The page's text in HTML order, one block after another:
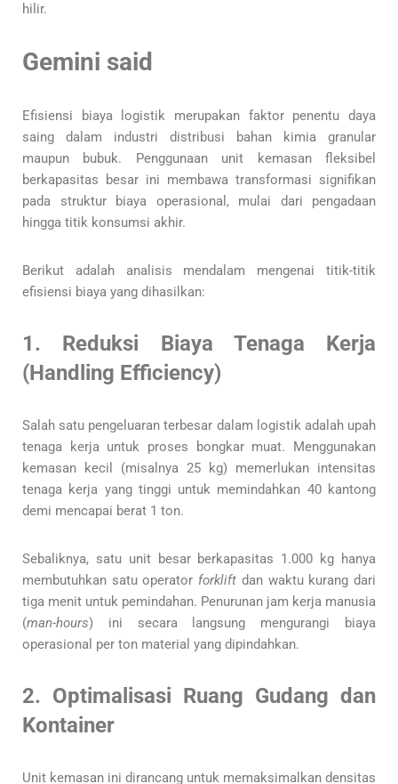
hilir.
Gemini said
Efisiensi biaya logistik merupakan faktor penentu daya
saing dalam industri distribusi bahan kimia granular
maupun bubuk. Penggunaan unit kemasan fleksibel
berkapasitas besar ini membawa transformasi signifikan
pada struktur biaya operasional, mulai dari pengadaan
hingga titik konsumsi akhir.
Berikut adalah analisis mendalam mengenai titik-titik
efisiensi biaya yang dihasilkan:
1. Reduksi Biaya Tenaga Kerja
(Handling Efficiency)
Salah satu pengeluaran terbesar dalam logistik adalah upah
tenaga kerja untuk proses bongkar muat. Menggunakan
kemasan kecil (misalnya 25 kg) memerlukan intensitas
tenaga kerja yang tinggi untuk memindahkan 40 kantong
demi mencapai berat 1 ton.
Sebaliknya, satu unit besar berkapasitas 1.000 kg hanya
membutuhkan satu operator forklift dan waktu kurang dari
tiga menit untuk pemindahan. Penurunan jam kerja manusia
(man-hours) ini secara langsung mengurangi biaya
operasional per ton material yang dipindahkan.
2. Optimalisasi Ruang Gudang dan
Kontainer
Unit kemasan ini dirancang untuk memaksimalkan densitas